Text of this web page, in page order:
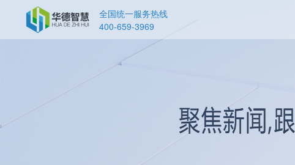
全国统一服务热线
400-659-3969